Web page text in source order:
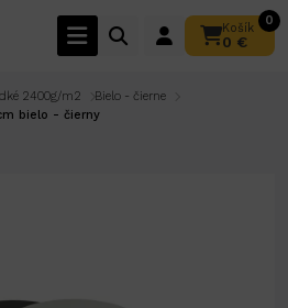
Košík
0
0 €
2400g/m2
Bielo - čierne
bielo - čierny